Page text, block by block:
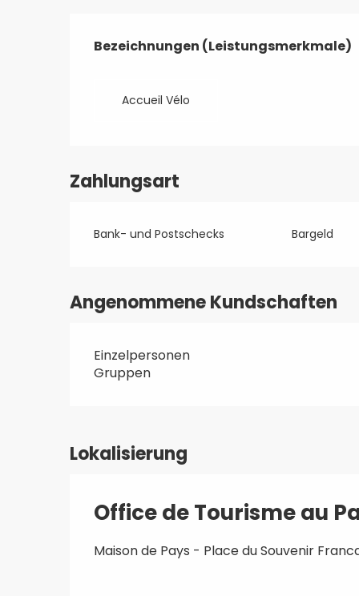
Bezeichnungen (Leistungsmerkmale)
Bezeichnungen (Leistungsmerkmale)
Accueil Vélo
Zahlungsart
Bank- und Postschecks Bargeld
Angenommene Kundschaften
Einzelpersonen
Gruppen
Lokalisierung
Office de Tourisme au
Maison de Pays - Place du Souvenir